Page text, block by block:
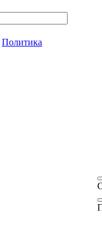
Политика